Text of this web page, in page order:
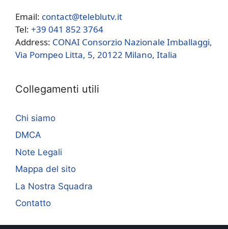
Email: contact@teleblutv.it
Tel: +39 041 852 3764
Address: CONAI Consorzio Nazionale Imballaggi,
Via Pompeo Litta, 5, 20122 Milano, Italia
Collegamenti utili
Chi siamo
DMCA
Note Legali
Mappa del sito
La Nostra Squadra
Contatto